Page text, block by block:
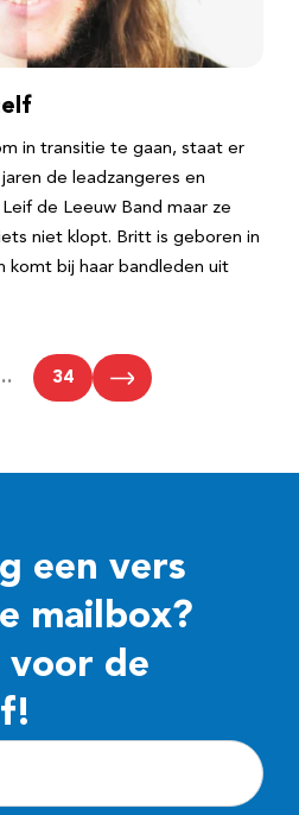
in transitie te gaan, staat er
de leadzangeres en
de Leeuw Band maar ze
niet klopt. Britt is geboren in
komt bij haar bandleden uit
34
een vers
mailbox?
voor de